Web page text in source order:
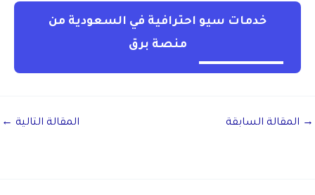
خدمات سيو احترافية في السعودية من
منصة برق
→ المقالة السابقة المقالة التالية ←